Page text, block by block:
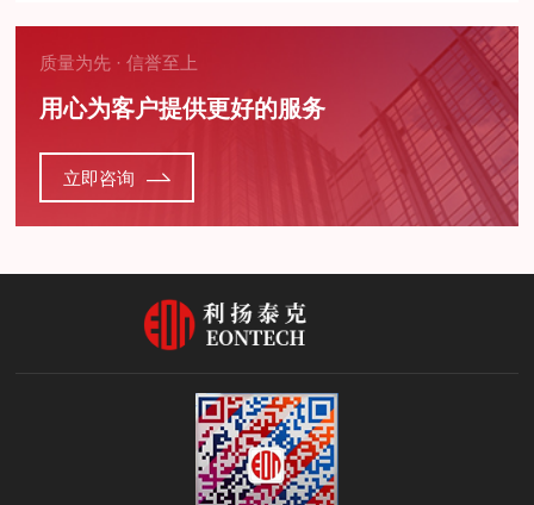
质量为先 · 信誉至上
用心为客户提供更好的服务
立即咨询